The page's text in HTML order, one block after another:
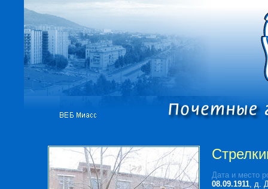
Дата и место
08.09.1911 , д.